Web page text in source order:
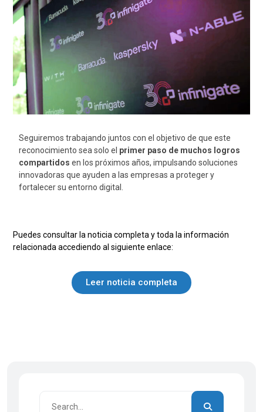
Seguiremos trabajando juntos con el objetivo de que este
reconocimiento sea solo el primer paso de muchos logros
compartidos en los próximos años, impulsando soluciones
innovadoras que ayuden a las empresas a proteger y
fortalecer su entorno digital.
Puedes consultar la noticia completa y toda la información
relacionada accediendo al siguiente enlace:
Leer noticia completa